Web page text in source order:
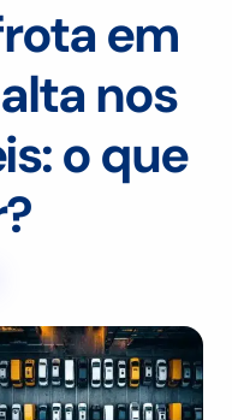
em
nos
o que